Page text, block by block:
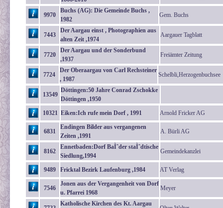
9970
Buchs (AG): Die Gemeinde Buchs ,
1982
Gem. Buchs
7443
Der Aargau einst , Photographien aus
alten Zeit ,1974
Aargauer Tagblatt
7720
Der Aargau und der Sonderbund
,1937
Freiämter Zeitung
7724
Der Oberaargau von Carl Rechsteiner
, 1987
Schelbli,Herzogenbuchsee
13549
Döttingen:50 Jahre Conrad Zschokke
Döttingen ,1950
10321 Eiken:Ich rufe mein Dorf , 1991 Arnold Fricker AG
6831
Endingen Bilder aus vergangenen
Zeiten ,1991
A. Bürli AG
8162
Ennetbaden:Dorf BaÌˆder staÌˆdtische
Siedlung,1994
Gemeindekanzlei
9489 Fricktal Bezirk Laufenburg ,1984 AT Verlag
7546
Jonen aus der Vergangenheit von Dorf
u. Pfarrei 1968
Meyer
Katholische Kirchen des Kt. Aargau